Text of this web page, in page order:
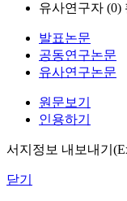
유사연구자 (0)
발표논문
공동연구논문
유사연구논문
원문보기
인용하기
서지정보 내보내기
닫기